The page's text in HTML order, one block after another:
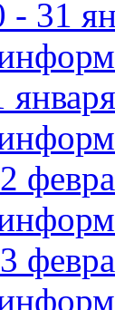
- 31